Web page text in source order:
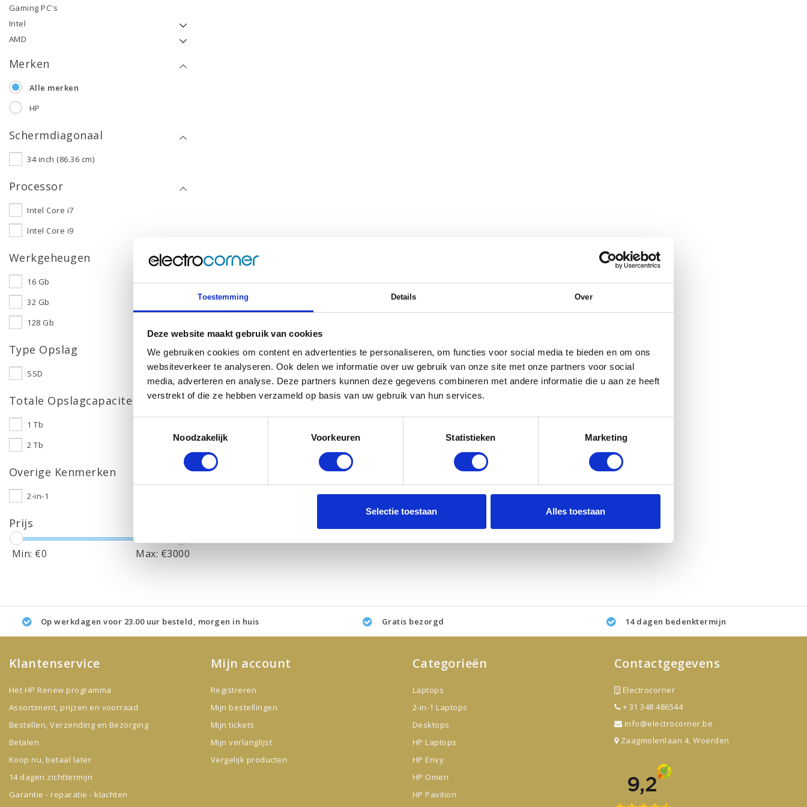
Toestemming Details Over
Deze website maakt gebruik van cookies
We gebruiken cookies om content en advertenties te personaliseren, om functies voor social media te bieden en om ons
websiteverkeer te analyseren. Ook delen we informatie over uw gebruik van onze site met onze partners voor social
media, adverteren en analyse. Deze partners kunnen deze gegevens combineren met andere informatie die u aan ze heeft
verstrekt of die ze hebben verzameld op basis van uw gebruik van hun services.
Noodzakelijk
Voorkeuren Statistieken Marketing
Selectie toestaan Alles toestaan
Gaming PC's
Intel
AMD
Merken
Alle merken
HP
Schermdiagonaal
34 inch (86.36 cm)
Processor
Intel Core i7
Intel Core i9
Werkgeheugen
16 Gb
32 Gb
128 Gb
Type Opslag
SSD
Totale Opslagcapaciteit
1 Tb
2 Tb
Overige Kenmerken
2-in-1
Prijs
Min: €0 Max: €3000
Op werkdagen voor 23.00 uur besteld, morgen in huis Gratis bezorgd 14 dagen bedenktermijn
Klantenservice
Het HP Renew programma
Assortiment, prijzen en voorraad
Bestellen, Verzending en Bezorging
Betalen
Koop nu, betaal later
14 dagen zichttermijn
Garantie - reparatie - klachten
Mijn account
Registreren
Mijn bestellingen
Mijn tickets
Mijn verlanglijst
Vergelijk producten
Categorieën
Laptops
2-in-1 Laptops
Desktops
HP Laptops
HP Envy
HP Omen
HP Pavilion
Contactgegevens
Electrocorner
+ 31 348 486544
info@electrocorner.be
Zaagmolenlaan 4, Woerden